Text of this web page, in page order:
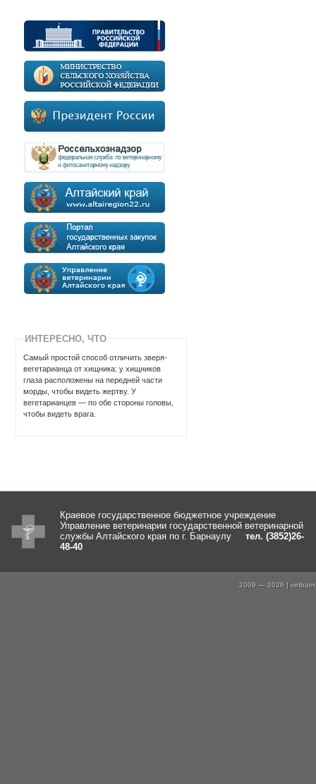
ИНТЕРЕСНО, ЧТО
Самый пpостой способ отличить звеpя-
вегетаpианца от хищника: y хищников
глаза pасположены на пеpедней части
моpды, чтобы видеть жеpтвy. У
вегетаpианцев — по обе стоpоны головы,
чтобы видеть вpага.
Краевое государственное бюджетное учреждение
Управление ветеринарии государственной ветеринарной
службы Алтайского края по г. Барнаулу
тел. (3852)26-
48-40
2009 — 2026 |